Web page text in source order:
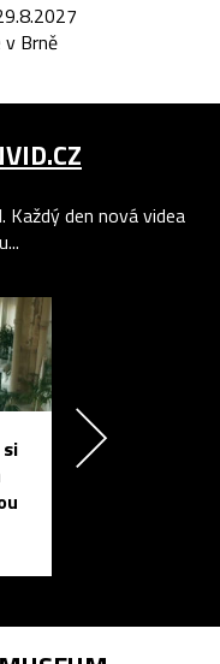
Brně
Každý den nová videa